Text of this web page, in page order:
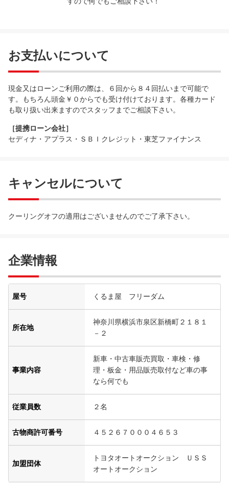
お支払いについて
現金又はローンご利用の際は、６回から８４回払いまで可能で
す。もちろん頭金￥０からでも受け付けております。各種カード
も取り扱い出来ますのでスタッフまでご相談下さい。
［提携ローン会社］
セディナ・アプラス・ＳＢＩクレジット・東芝ファイナンス
キャンセルについて
クーリングオフの適用はございませんのでご了承下さい。
企業情報
屋号 くるま屋 フリーダム
所在地
神奈川県横浜市泉区新橋町２１８１
－２
事業内容
新車・中古車販売買取・車検・修
理・板金・用品販売取付など車の事
なら何でも
従業員数 ２名
古物商許可番号 ４５２６７０００４６５３
加盟団体
トヨタオートオークション ＵＳＳ
オートオークション